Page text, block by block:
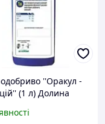
''Оракул -
(1 л) Долина